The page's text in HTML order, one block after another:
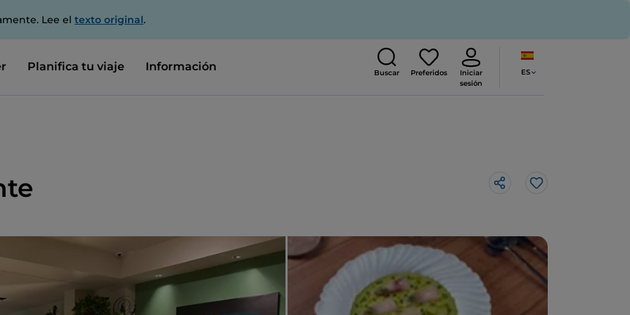
Lee el texto original.
Planifica tu viaje Información Buscar Preferidos
Iniciar
sesión
ES
Me gusta